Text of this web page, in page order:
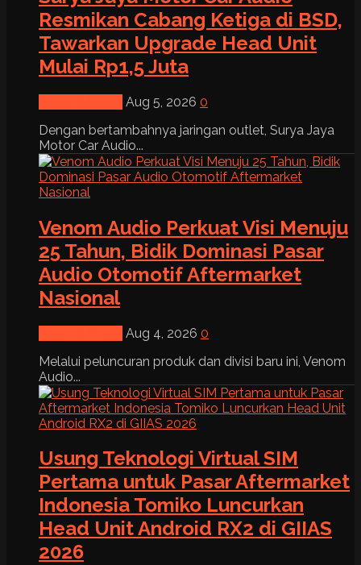
Resmikan Cabang Ketiga di BSD,
Tawarkan Upgrade Head Unit
Mulai Rp1,5 Juta
Aug 5, 2026 0
Dengan bertambahnya jaringan outlet, Surya Jaya
Motor Car Audio...
Venom Audio Perkuat Visi Menuju
25 Tahun, Bidik Dominasi Pasar
Audio Otomotif Aftermarket
Nasional
Aug 4, 2026 0
Melalui peluncuran produk dan divisi baru ini, Venom
Audio...
Usung Teknologi Virtual SIM
Pertama untuk Pasar Aftermarket
Indonesia Tomiko Luncurkan
Head Unit Android RX2 di GIIAS
2026